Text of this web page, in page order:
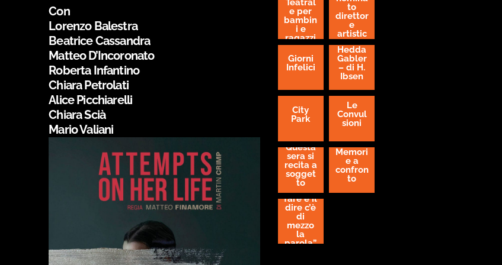
Con
Lorenzo Balestra
Beatrice Cassandra
Matteo D’Incoronato
Roberta Infantino
Chiara Petrolati
Alice Picchiarelli
Chiara Scià
Mario Valiani
Teatral
e per
bambin
i e
ragazzi
to
direttor
e
artistic
o prosa
del
Teatro
Nuovo
Giovan
Udine
Giorni
Infelici
Hedda
Gabler
– di H.
Ibsen
City
Park
Le
Convul
sioni
Questa
sera si
recita a
sogget
to
Memori
e a
confron
to
fare e il
dire c’è
di
mezzo
la
parola”